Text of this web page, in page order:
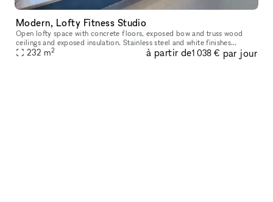
Modern, Lofty Fitness Studio
Open lofty space with concrete floors, exposed bow and truss wood
ceilings and exposed insulation. Stainless steel and white finishes
throughout with accents in bright non-primary colors (tennis ball
232 m2 à partir de1 038 € par jour